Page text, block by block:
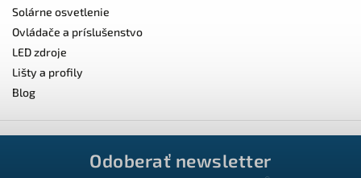
Solárne osvetlenie
Ovládače a príslušenstvo
LED zdroje
Lišty a profily
Blog
Odoberať newsletter